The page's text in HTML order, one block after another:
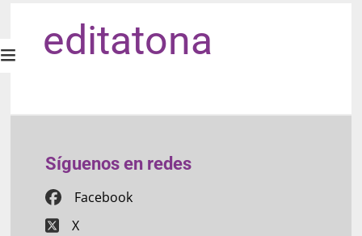
editatona
Síguenos en redes
Facebook
X